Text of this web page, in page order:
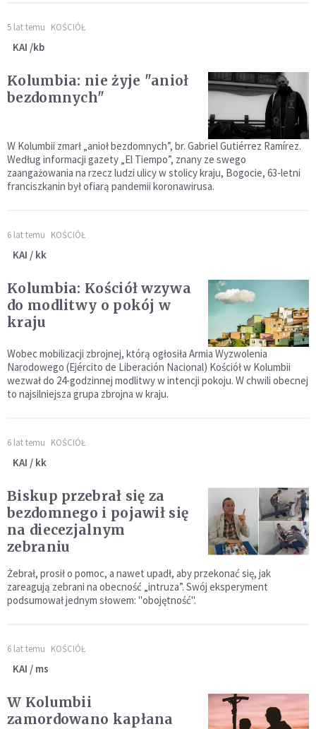
5 lat temu KOŚCIÓŁ
KAI /kb
Kolumbia: nie żyje "anioł
bezdomnych"
W Kolumbii zmarł „anioł bezdomnych”, br. Gabriel Gutiérrez Ramírez.
Według informacji gazety „El Tiempo”, znany ze swego
zaangażowania na rzecz ludzi ulicy w stolicy kraju, Bogocie, 63-letni
franciszkanin był ofiarą pandemii koronawirusa.
6 lat temu KOŚCIÓŁ
KAI / kk
Kolumbia: Kościół wzywa
do modlitwy o pokój w
kraju
Wobec mobilizacji zbrojnej, którą ogłosiła Armia Wyzwolenia
Narodowego (Ejército de Liberación Nacional) Kościół w Kolumbii
wezwał do 24-godzinnej modlitwy w intencji pokoju. W chwili obecnej
to najsilniejsza grupa zbrojna w kraju.
6 lat temu KOŚCIÓŁ
KAI / kk
Biskup przebrał się za
bezdomnego i pojawił się
na diecezjalnym
zebraniu
Żebrał, prosił o pomoc, a nawet upadł, aby przekonać się, jak
zareagują zebrani na obecność „intruza”. Swój eksperyment
podsumował jednym słowem: "obojętność".
6 lat temu KOŚCIÓŁ
KAI / ms
W Kolumbii
zamordowano kapłana